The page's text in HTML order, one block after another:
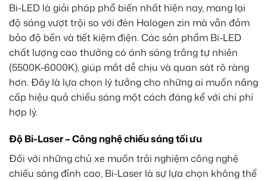
Bi-LED là giải pháp phổ biến nhất hiện nay, mang lại
độ sáng vượt trội so với đèn Halogen zin mà vẫn đảm
bảo độ bền và tiết kiệm điện. Các sản phẩm Bi-LED
chất lượng cao thường có ánh sáng trắng tự nhiên
(5500K-6000K), giúp mắt dễ chịu và quan sát rõ ràng
hơn. Đây là lựa chọn lý tưởng cho những ai muốn nâng
cấp hiệu quả chiếu sáng một cách đáng kể với chi phí
hợp lý.
Độ Bi-Laser – Công nghệ chiếu sáng tối ưu
Đối với những chủ xe muốn trải nghiệm công nghệ
chiếu sáng đỉnh cao, Bi-Laser là sự lựa chọn không thể